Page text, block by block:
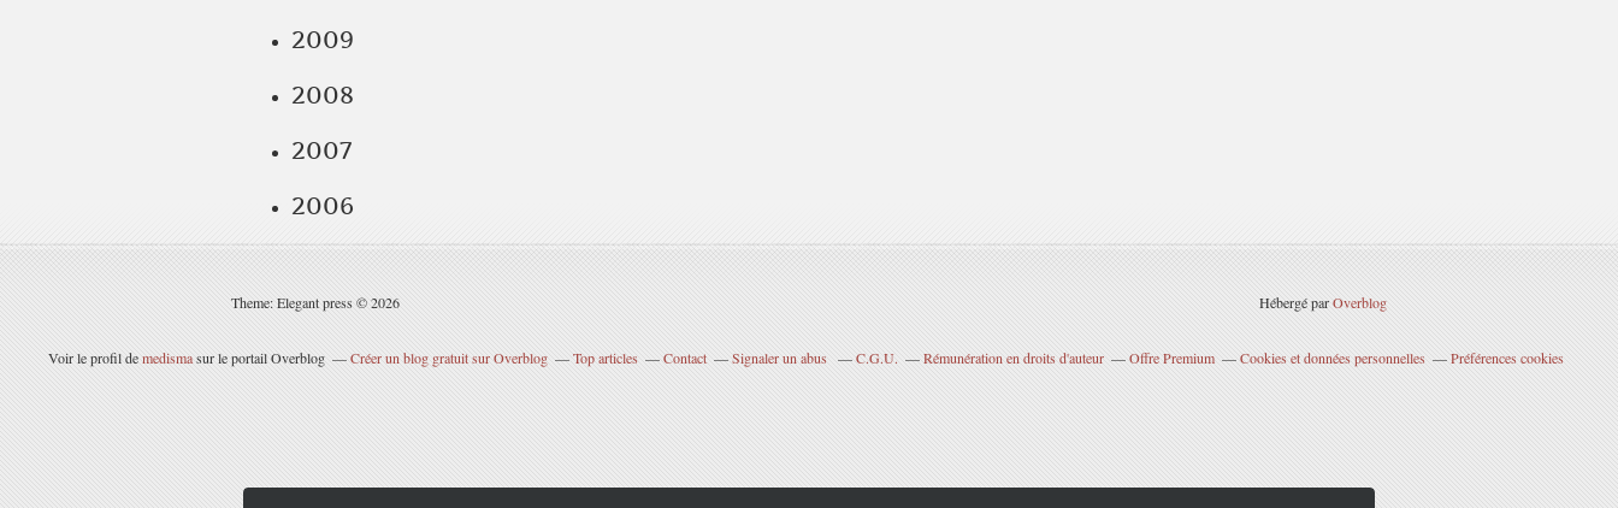
2009
2008
2007
2006
Theme: Elegant press © 2026 Hébergé parOverblog
Voir le profil demedismasur le portail Overblog Créer un blog gratuit sur Overblog Top articles Contact Signaler un abus C.G.U. Rémunération en droits d'auteur Offre Premium Cookies et données personnelles Préférences cookies